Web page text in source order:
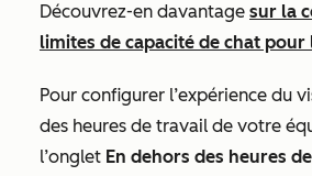
Découvrez-en davantage sur la
limites de capacité de chat
Pour configurer l’expérience du
des heures de travail de votre
l’onglet En dehors des heures